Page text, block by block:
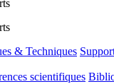
& Techniques
scientifiques